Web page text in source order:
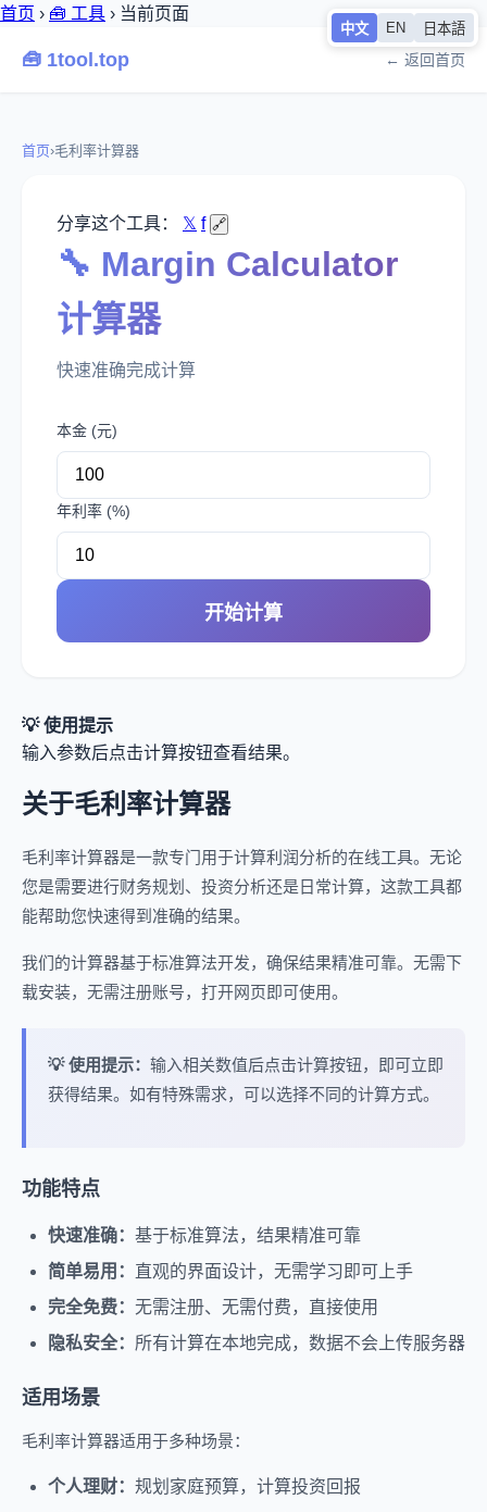
中文 EN 日本語
首页 › 🧰 工具 › 当前页面
🧰 1tool.top ← 返回首页
首页›毛利率计算器
分享这个工具： 𝕏 f 🔗
🔧 Margin Calculator
计算器
快速准确完成计算
本金 (元)
年利率 (%)
开始计算
💡 使用提示
输入参数后点击计算按钮查看结果。
关于毛利率计算器
毛利率计算器是一款专门用于计算利润分析的在线工具。无论
您是需要进行财务规划、投资分析还是日常计算，这款工具都
能帮助您快速得到准确的结果。
我们的计算器基于标准算法开发，确保结果精准可靠。无需下
载安装，无需注册账号，打开网页即可使用。
💡 使用提示： 输入相关数值后点击计算按钮，即可立即
获得结果。如有特殊需求，可以选择不同的计算方式。
功能特点
快速准确： 基于标准算法，结果精准可靠
简单易用： 直观的界面设计，无需学习即可上手
完全免费： 无需注册、无需付费，直接使用
隐私安全： 所有计算在本地完成，数据不会上传服务器
适用场景
毛利率计算器适用于多种场景：
个人理财： 规划家庭预算，计算投资回报